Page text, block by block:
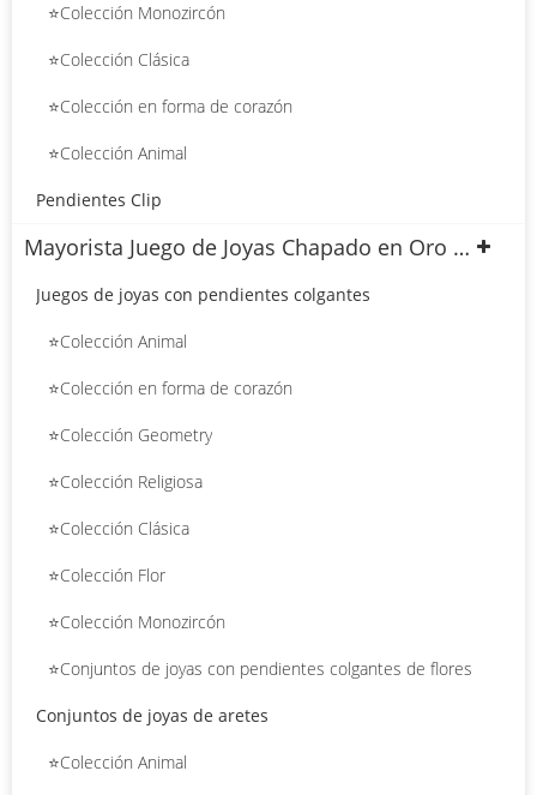
⭐Colección Monozircón
⭐Colección Clásica
⭐Colección en forma de corazón
⭐Colección Animal
Pendientes Clip
Mayorista Juego de Joyas Chapado en Oro 18k
Juegos de joyas con pendientes colgantes
⭐Colección Animal
⭐Colección en forma de corazón
⭐Colección Geometry
⭐Colección Religiosa
⭐Colección Clásica
⭐Colección Flor
⭐Colección Monozircón
⭐Conjuntos de joyas con pendientes colgantes de flores
Conjuntos de joyas de aretes
⭐Colección Animal